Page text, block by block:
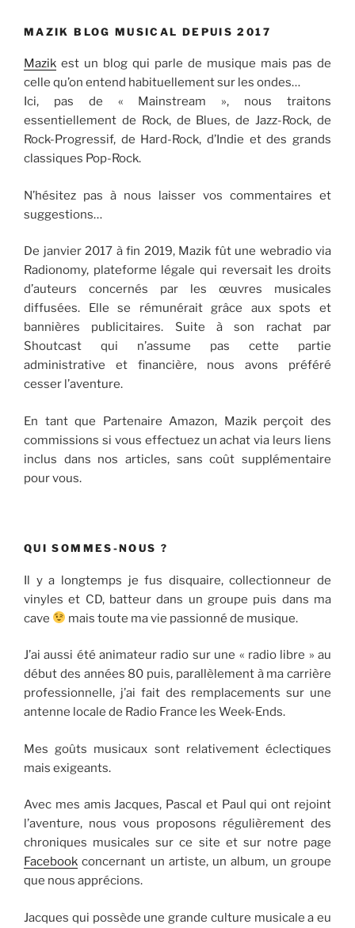
MAZIK BLOG MUSICAL DEPUIS 2017
Mazik est un blog qui parle de musique mais pas de
celle qu’on entend habituellement sur les ondes…
Ici, pas de « Mainstream », nous traitons
essentiellement de Rock, de Blues, de Jazz-Rock, de
Rock-Progressif, de Hard-Rock, d’Indie et des grands
classiques Pop-Rock.
N’hésitez pas à nous laisser vos commentaires et
suggestions…
De janvier 2017 à fin 2019, Mazik fût une webradio via
Radionomy, plateforme légale qui reversait les droits
d’auteurs concernés par les œuvres musicales
diffusées. Elle se rémunérait grâce aux spots et
bannières publicitaires. Suite à son rachat par
Shoutcast qui n’assume pas cette partie
administrative et financière, nous avons préféré
cesser l’aventure.
En tant que Partenaire Amazon, Mazik perçoit des
commissions si vous effectuez un achat via leurs liens
inclus dans nos articles, sans coût supplémentaire
pour vous.
QUI SOMMES-NOUS ?
Il y a longtemps je fus disquaire, collectionneur de
vinyles et CD, batteur dans un groupe puis dans ma
cave
mais toute ma vie passionné de musique.
J’ai aussi été animateur radio sur une « radio libre » au
début des années 80 puis, parallèlement à ma carrière
professionnelle, j’ai fait des remplacements sur une
antenne locale de Radio France les Week-Ends.
Mes goûts musicaux sont relativement éclectiques
mais exigeants.
Avec mes amis Jacques, Pascal et Paul qui ont rejoint
l’aventure, nous vous proposons régulièrement des
chroniques musicales sur ce site et sur notre page
Facebook concernant un artiste, un album, un groupe
que nous apprécions.
Jacques qui possède une grande culture musicale a eu